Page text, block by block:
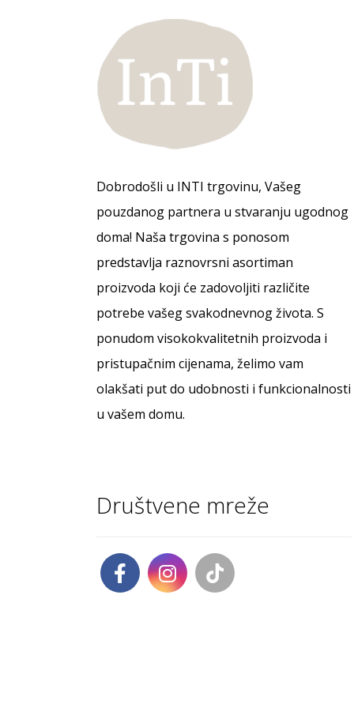
Dobrodošli u INTI trgovinu, Vašeg
pouzdanog partnera u stvaranju ugodnog
doma! Naša trgovina s ponosom
predstavlja raznovrsni asortiman
proizvoda koji će zadovoljiti različite
potrebe vašeg svakodnevnog života. S
ponudom visokokvalitetnih proizvoda i
pristupačnim cijenama, želimo vam
olakšati put do udobnosti i funkcionalnosti
u vašem domu.
Društvene mreže